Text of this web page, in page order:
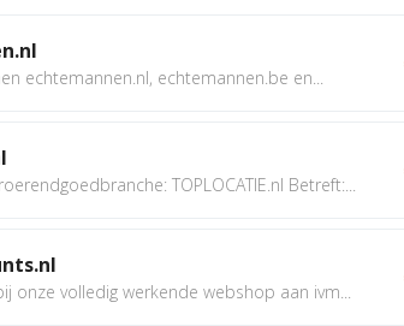
echtemannen.nl, echtemannen.be en...
TOPLOCATIE.nl Betreft:...
onze volledig werkende webshop aan ivm...